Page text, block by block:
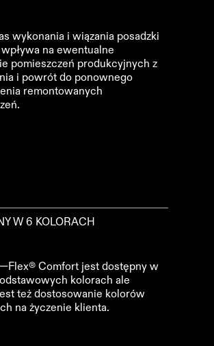
wykonania i wiązania posadzki
na ewentualne
pomieszczeń produkcyjnych z
i powrót do ponownego
remontowanych
W 6 KOLORACH
Comfort jest dostępny w
kolorach ale
też dostosowanie kolorów
na życzenie klienta.